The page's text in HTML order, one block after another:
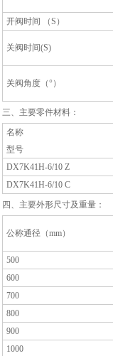
开阀时间 （S）
关阀时间(S)
关阀角度（°）
三、主要零件材料：
名称
型号
DX7K41H-6/10 Z
DX7K41H-6/10 C
四、主要外形尺寸及重量：
公称通径（mm）
500
600
700
800
900
1000